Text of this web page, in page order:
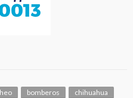
bomberos
chihuahua